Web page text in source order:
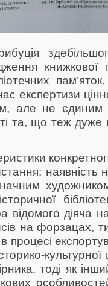
книжкової
експертизи
але не єдиним
та, що теж
наявність
відомого діяча
на форзацах,
процесі
культурної
тоді як